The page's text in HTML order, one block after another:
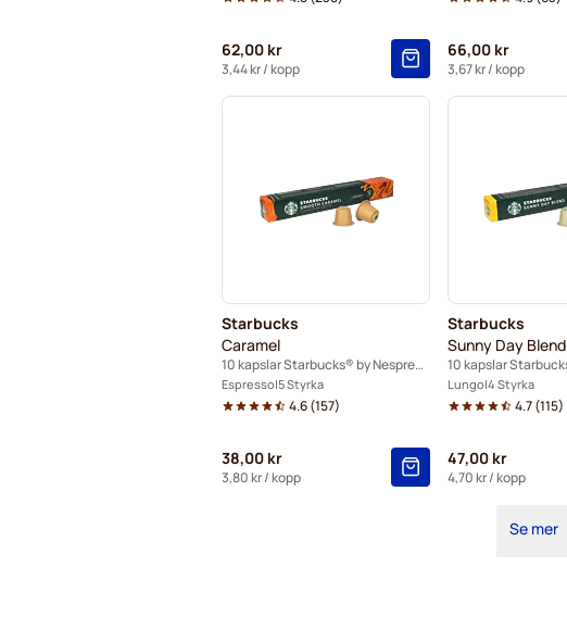
62,00 kr
3,44 kr/ kopp
66,00 kr
3,67 kr/ kopp
Starbucks
Caramel
10 kapslar Starbucks® by Nespresso®
Espresso 5 Styrka
4.6(157)
38,00 kr
3,80 kr/ kopp
Starbucks
Sunny Day Blend
Lungo 4 Styrka
4.7(115)
47,00 kr
4,70 kr/ kopp
Se mer